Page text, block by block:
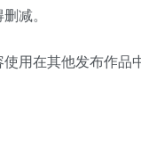
减。
用在其他发布作品